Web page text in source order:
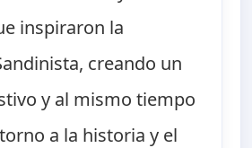
inspiraron la
creando un
y al mismo tiempo
a la historia y el